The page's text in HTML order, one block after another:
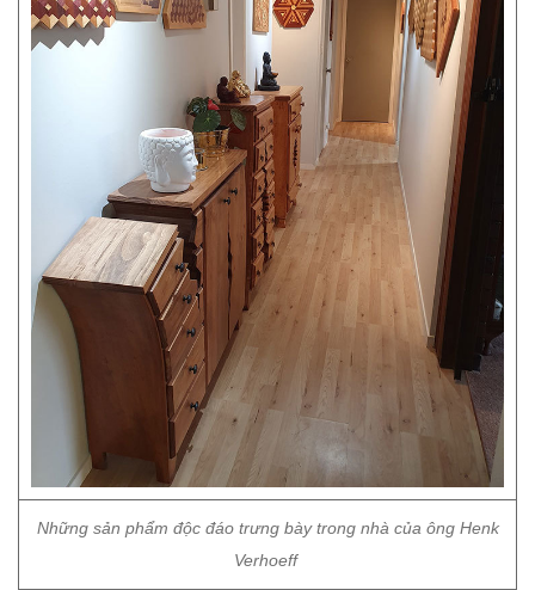
Những sản phẩm độc đáo trưng bày trong nhà của ông Henk
Verhoeff